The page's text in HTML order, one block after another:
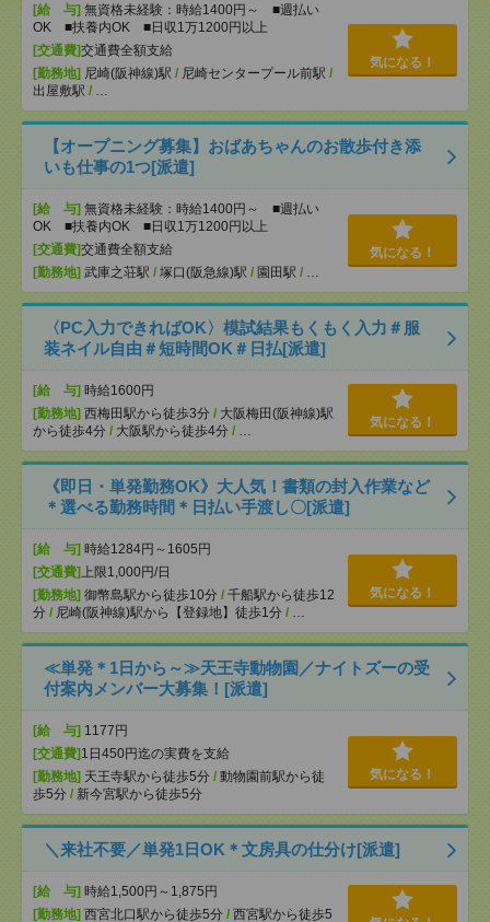
[給 与] 無資格未経験：時給1400円～ ■週払い
OK ■扶養内OK ■日収1万1200円以上
[交通費]交通費全額支給
[勤務地] 尼崎(阪神線)駅 / 尼崎センタープール前駅 /
出屋敷駅 / …
気になる！
【オープニング募集】おばあちゃんのお散歩付き添
いも仕事の1つ[派遣]
[給 与] 無資格未経験：時給1400円～ ■週払い
OK ■扶養内OK ■日収1万1200円以上
[交通費]交通費全額支給
[勤務地] 武庫之荘駅 / 塚口(阪急線)駅 / 園田駅 / …
気になる！
〈PC入力できればOK〉模試結果もくもく入力＃服
装ネイル自由＃短時間OK＃日払[派遣]
[給 与] 時給1600円
[勤務地] 西梅田駅から徒歩3分 / 大阪梅田(阪神線)駅
から徒歩4分 / 大阪駅から徒歩4分 / …
気になる！
《即日・単発勤務OK》大人気！書類の封入作業など
＊選べる勤務時間＊日払い手渡し〇[派遣]
[給 与] 時給1284円～1605円
[交通費] 上限1,000円/日
[勤務地] 御幣島駅から徒歩10分 / 千船駅から徒歩12
分 / 尼崎(阪神線)駅から【登録地】徒歩1分 / …
気になる！
≪単発＊1日から～≫天王寺動物園／ナイトズーの受
付案内メンバー大募集！[派遣]
[給 与] 1177円
[交通費] 1日450円迄の実費を支給
[勤務地] 天王寺駅から徒歩5分 / 動物園前駅から徒
歩5分 / 新今宮駅から徒歩5分
気になる！
＼来社不要／単発1日OK＊文房具の仕分け[派遣]
[給 与] 時給1,500円～1,875円
[勤務地] 西宮北口駅から徒歩5分 / 西宮駅から徒歩5